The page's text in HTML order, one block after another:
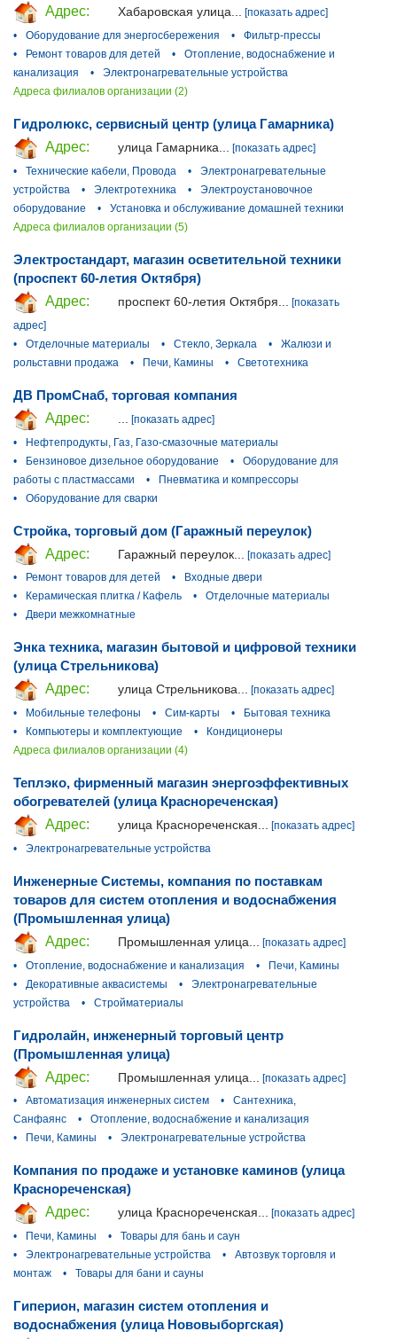
Адрес: Хабаровская улица... [показать адрес]
•
Оборудование для энергосбережения •
Фильтр-прессы
•
Ремонт товаров для детей •
Отопление, водоснабжение и
канализация
•
Электронагревательные устройства
Адреса филиалов организации (2)
Гидролюкс, сервисный центр (улица Гамарника)
Адрес:
улица Гамарника... [показать адрес]
•
Технические кабели, Провода •
Электронагревательные
устройства
• Электротехника •
Электроустановочное
оборудование
•
Установка и обслуживание домашней техники
Адреса филиалов организации (5)
Электростандарт, магазин осветительной техники
(проспект 60-летия Октября)
Адрес:
проспект 60-летия Октября...
[показать
адрес]
•
Отделочные материалы • Стекло, Зеркала •
Жалюзи и
рольставни продажа
• Печи, Камины • Светотехника
ДВ ПромСнаб, торговая компания
Адрес:
[показать адрес]
•
Нефтепродукты, Газ, Газо-смазочные материалы
•
Бензиновое дизельное оборудование •
Оборудование для
работы с пластмассами
•
Пневматика и компрессоры
•
Оборудование для сварки
Стройка, торговый дом (Гаражный переулок)
Адрес:
Гаражный переулок...
[показать адрес]
•
Ремонт товаров для детей •
Входные двери
•
Керамическая плитка / Кафель •
Отделочные материалы
•
Двери межкомнатные
Энка техника, магазин бытовой и цифровой техники
(улица Стрельникова)
Адрес:
улица Стрельникова... [показать адрес]
•
Мобильные телефоны • Сим-карты •
Бытовая техника
•
Компьютеры и комплектующие •
Кондиционеры
Адреса филиалов организации (4)
Теплэко, фирменный магазин энергоэффективных
обогревателей (улица Краснореченская)
Адрес:
улица Краснореченская...
[показать адрес]
•
Электронагревательные устройства
Инженерные Системы, компания по поставкам
товаров для систем отопления и водоснабжения
(Промышленная улица)
Адрес:
Промышленная улица...
[показать адрес]
•
Отопление, водоснабжение и канализация •
Печи, Камины
•
Декоративные аквасистемы •
Электронагревательные
устройства
• Стройматериалы
Гидролайн, инженерный торговый центр
(Промышленная улица)
Адрес:
Промышленная улица...
[показать адрес]
•
Автоматизация инженерных систем •
Сантехника,
Санфаянс
•
Отопление, водоснабжение и канализация
•
Печи, Камины • Электронагревательные устройства
Компания по продаже и установке каминов (улица
Краснореченская)
Адрес:
улица Краснореченская... [показать адрес]
•
Печи, Камины •
Товары для бань и саун
•
Электронагревательные устройства •
Автозвук торговля и
монтаж
• Товары для бани и сауны
Гиперион, магазин систем отопления и
водоснабжения (улица Нововыборгская)